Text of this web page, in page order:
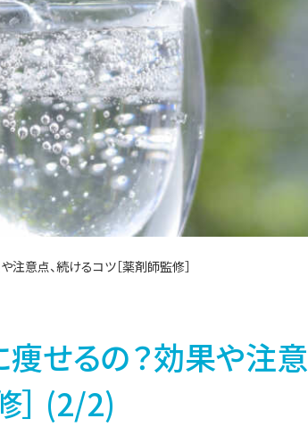
注意点、続けるコツ［薬剤師監修］
痩せるの？効果や注意
］ (2/2)